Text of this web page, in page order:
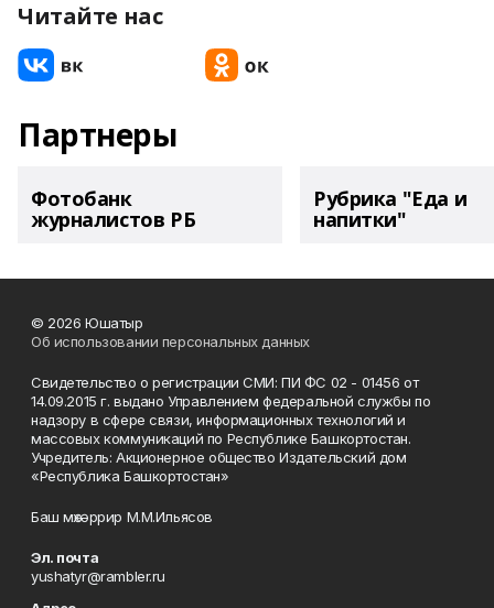
Читайте нас
Партнеры
Фотобанк
журналистов РБ
Рубрика "Еда и
напитки"
© 2026 Юшатыр
Об использовании персональных данных
Свидетельство о регистрации СМИ: ПИ ФС 02 - 01456 от
14.09.2015 г. выдано Управлением федеральной службы по
надзору в сфере связи, информационных технологий и
массовых коммуникаций по Республике Башкортостан.
Учредитель: Акционерное общество Издательский дом
«Республика Башкортостан»
Баш мөхәррир М.М.Ильясов
Эл. почта
yushatyr@rambler.ru